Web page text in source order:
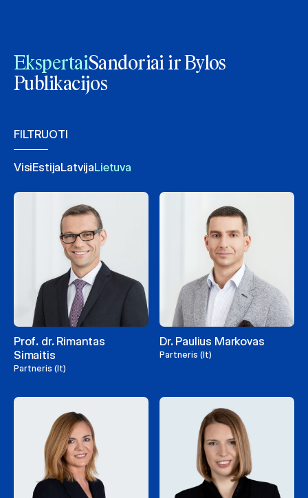
EkspertaiSandoriai ir Bylos
Publikacijos
FILTRUOTI
VisiEstijaLatvijaLietuva
Prof. dr. Rimantas
Simaitis
Partneris (lt)
Dr. Paulius Markovas
Partneris (lt)